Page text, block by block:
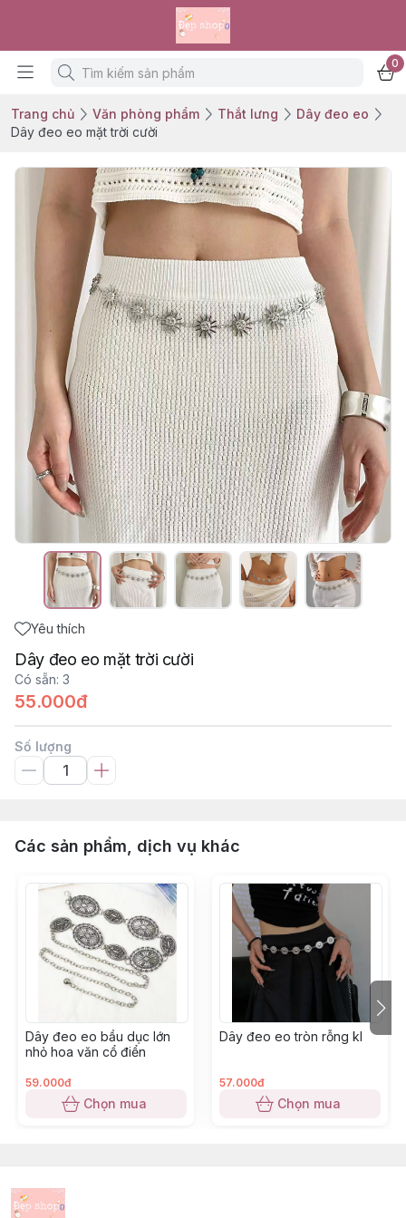
0
Trang chủ Văn phòng phẩm Thắt lưng
Dây đeo eo
Dây đeo eo mặt trời cười
Yêu thích
Dây đeo eo mặt trời cười
Có sẵn: 3
55.000đ
Số lượng
Các sản phẩm, dịch vụ khác
Dây đeo eo bầu dục lớn
nhỏ hoa văn cổ điển
59.000đ
Chọn mua
Dây đeo eo tròn rỗng kl
57.000đ
Chọn mua